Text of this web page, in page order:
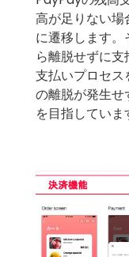
高が足りない
に遷移します
ら離脱せずに支
支払いプロセス
の離脱が発生せ
を目指していま